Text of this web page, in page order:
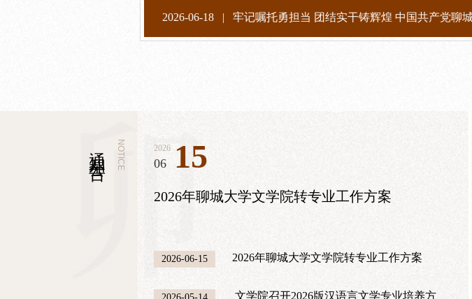
NOTICE 2026
06 15
2026年聊城大学文学院转专业工作方案
2026-06-15 2026年聊城大学文学院转专业工作方案
文学院召开2026版汉语言文学专业培养方